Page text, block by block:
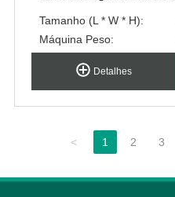
Tamanho (L * W * H):
Máquina Peso:
Detalhes
< 1 2 3